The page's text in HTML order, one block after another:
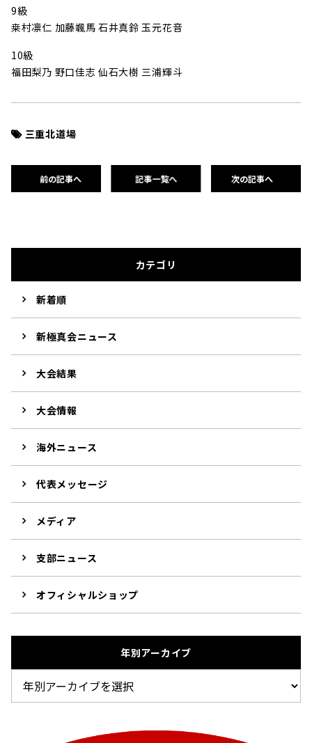
9級
桒村凛仁 加藤颯馬 石井真鈴 玉元花音
10級
福田梨乃 野口佳志 仙石大樹 三浦輝斗
三重北道場
前の記事へ 記事一覧へ 次の記事へ
カテゴリ
新着順
新極真会ニュース
大会結果
大会情報
海外ニュース
代表メッセージ
メディア
支部ニュース
オフィシャルショップ
年別アーカイブ